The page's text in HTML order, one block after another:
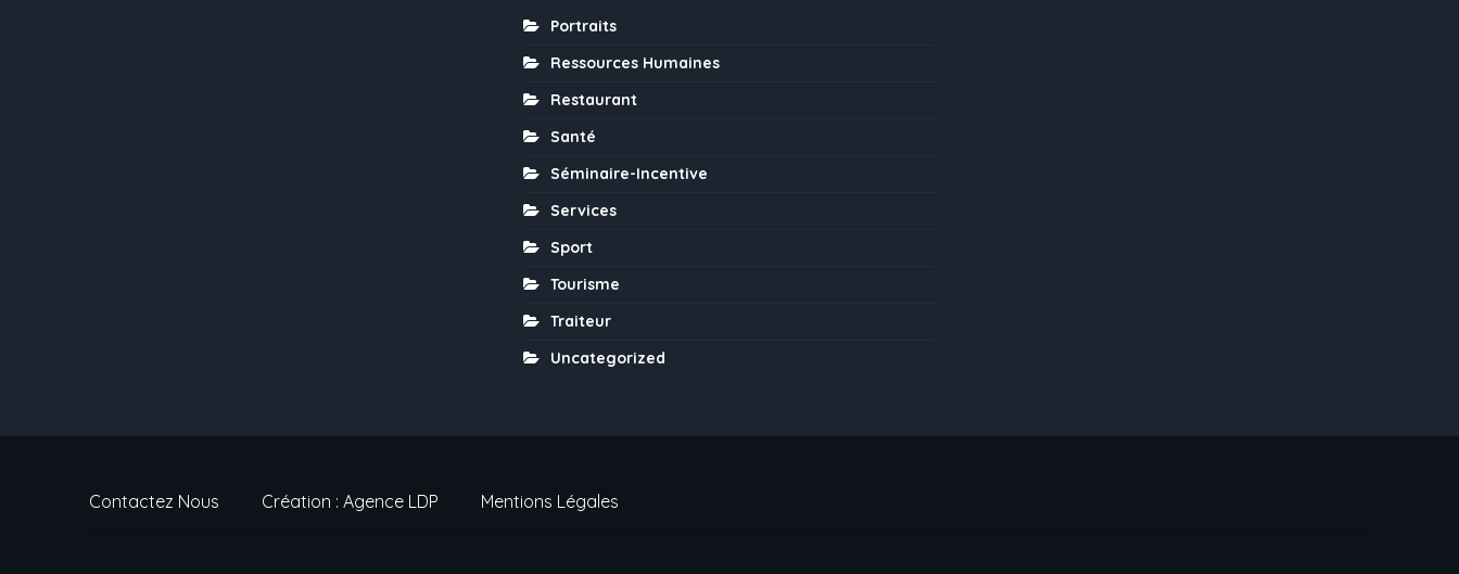
Portraits
Ressources Humaines
Restaurant
Santé
Séminaire-Incentive
Services
Sport
Tourisme
Traiteur
Uncategorized
Contactez Nous Création : Agence LDP Mentions Légales